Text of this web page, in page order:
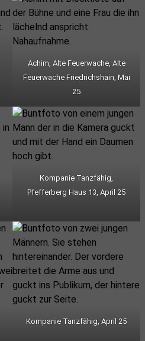
Achim, Alte Feuerwache, Alte
Feuerwache Friedrichshain, Mai
25
Kompanie Tanzfähig,
Pfefferberg Haus 13, April 25
Kompanie Tanzfähig, April 25